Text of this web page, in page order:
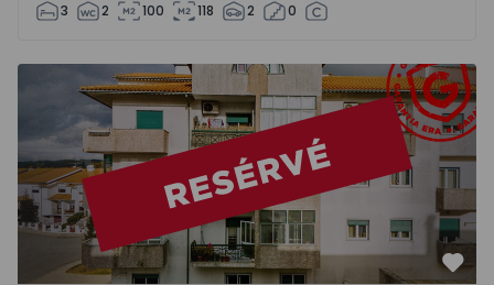
3 2 100 118 2 0
Appartement T3 Viseu, Rio de Loba - 1513952 - 18